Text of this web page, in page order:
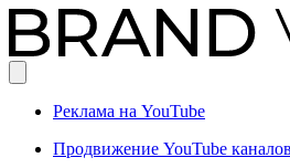
Реклама на YouTube
Продвижение YouTube каналов